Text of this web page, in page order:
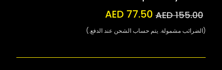
AED 155.00
AED 77.50
(الضرائب مشمولة. يتم حساب الشحن عند الدفع.)